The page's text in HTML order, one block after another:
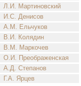
Л.И. Мартиновский
И.С. Денисов
А.М. Ельчуков
В.И. Колядин
В.М. Маркочев
О.И. Преображенская
А.Д. Степанов
Г.А. Ярцев